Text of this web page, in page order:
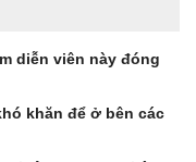
diễn viên này đóng
khăn để ở bên các